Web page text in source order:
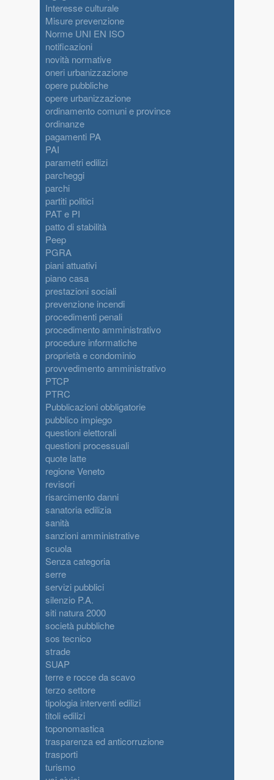
Interesse culturale
Misure prevenzione
Norme UNI EN ISO
notificazioni
novità normative
oneri urbanizzazione
opere pubbliche
opere urbanizzazione
ordinamento comuni e province
ordinanze
pagamenti PA
PAI
parametri edilizi
parcheggi
parchi
partiti politici
PAT e PI
patto di stabilità
Peep
PGRA
piani attuativi
piano casa
prestazioni sociali
prevenzione incendi
procedimenti penali
procedimento amministrativo
procedure informatiche
proprietà e condominio
provvedimento amministrativo
PTCP
PTRC
Pubblicazioni obbligatorie
pubblico impiego
questioni elettorali
questioni processuali
quote latte
regione Veneto
revisori
risarcimento danni
sanatoria edilizia
sanità
sanzioni amministrative
scuola
Senza categoria
serre
servizi pubblici
silenzio P.A.
siti natura 2000
società pubbliche
sos tecnico
strade
SUAP
terre e rocce da scavo
terzo settore
tipologia interventi edilizi
titoli edilizi
toponomastica
trasparenza ed anticorruzione
trasporti
turismo